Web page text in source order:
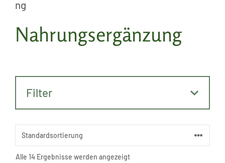
ng
Nahrungsergänzung
Filter
Alle 14 Ergebnisse werden angezeigt